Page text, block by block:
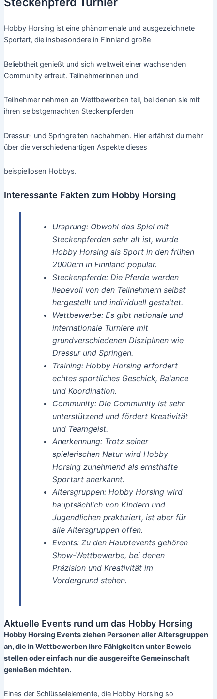
Hobby Horsing ist eine phänomenale und ausgezeichnete
Sportart, die insbesondere in Finnland große
Beliebtheit genießt und sich weltweit einer wachsenden
Community erfreut. Teilnehmerinnen und
Teilnehmer nehmen an Wettbewerben teil, bei denen sie mit
ihren selbstgemachten Steckenpferden
Dressur- und Springreiten nachahmen. Hier erfährst du mehr
über die verschiedenartigen Aspekte dieses
beispiellosen Hobbys.
Interessante Fakten zum Hobby Horsing
Ursprung: Obwohl das Spiel mit
Steckenpferden sehr alt ist, wurde
Hobby Horsing als Sport in den frühen
2000ern in Finnland populär.
Steckenpferde: Die Pferde werden
liebevoll von den Teilnehmern selbst
hergestellt und individuell gestaltet.
Wettbewerbe: Es gibt nationale und
internationale Turniere mit
grundverschiedenen Disziplinen wie
Dressur und Springen.
Training: Hobby Horsing erfordert
echtes sportliches Geschick, Balance
und Koordination.
Community: Die Community ist sehr
unterstützend und fördert Kreativität
und Teamgeist.
Anerkennung: Trotz seiner
spielerischen Natur wird Hobby
Horsing zunehmend als ernsthafte
Sportart anerkannt.
Altersgruppen: Hobby Horsing wird
hauptsächlich von Kindern und
Jugendlichen praktiziert, ist aber für
alle Altersgruppen offen.
Events: Zu den Hauptevents gehören
Show-Wettbewerbe, bei denen
Präzision und Kreativität im
Vordergrund stehen.
Aktuelle Events rund um das Hobby Horsing
Hobby Horsing Events ziehen Personen aller Altersgruppen
an, die in Wettbewerben ihre Fähigkeiten unter Beweis
stellen oder einfach nur die ausgereifte Gemeinschaft
genießen möchten.
Eines der Schlüsselelemente, die Hobby Horsing so